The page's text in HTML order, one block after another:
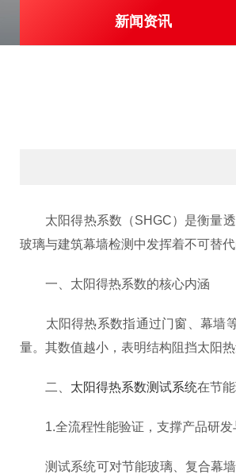
新闻资讯
太阳得热系数（SHGC）是衡量透
玻璃与建筑幕墙检测中发挥着不可替
一、太阳得热系数的核心内涵
太阳得热系数指通过门窗、幕墙等
量。其数值越小，表明结构阻挡太阳
二、 太阳得热系数测试系统在节
1.全流程性能验证，支撑产品研发
测试系统可对节能玻璃、复合幕墙